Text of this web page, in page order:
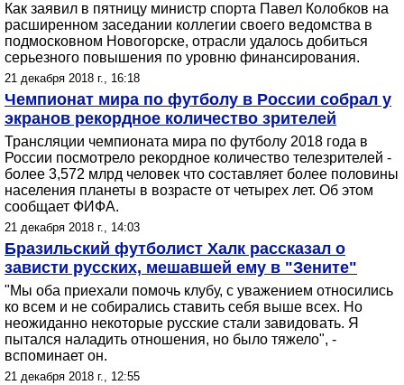
Как заявил в пятницу министр спорта Павел Колобков на
расширенном заседании коллегии своего ведомства в
подмосковном Новогорске, отрасли удалось добиться
серьезного повышения по уровню финансирования.
21 декабря 2018 г., 16:18
Чемпионат мира по футболу в России собрал у
экранов рекордное количество зрителей
Трансляции чемпионата мира по футболу 2018 года в
России посмотрело рекордное количество телезрителей -
более 3,572 млрд человек что составляет более половины
населения планеты в возрасте от четырех лет. Об этом
сообщает ФИФА.
21 декабря 2018 г., 14:03
Бразильский футболист Халк рассказал о
зависти русских, мешавшей ему в "Зените"
"Мы оба приехали помочь клубу, с уважением относились
ко всем и не собирались ставить себя выше всех. Но
неожиданно некоторые русские стали завидовать. Я
пытался наладить отношения, но было тяжело", -
вспоминает он.
21 декабря 2018 г., 12:55